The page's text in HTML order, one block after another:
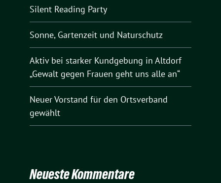
Silent Reading Party
Sonne, Gartenzeit und Naturschutz
Aktiv bei starker Kundgebung in Altdorf
„Gewalt gegen Frauen geht uns alle an“
Neuer Vorstand für den Ortsverband
gewählt
Neueste Kommentare